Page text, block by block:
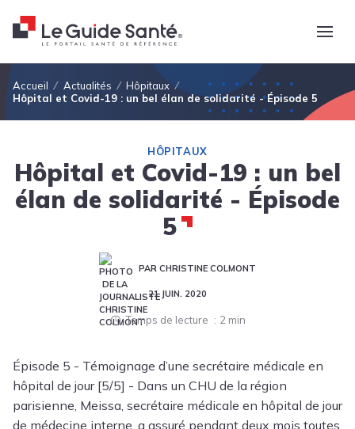
Fil d'Ariane
Accueil Actualités
Hôpitaux
Hôpital et Covid-19 : un bel élan de solidarité - Épisode 5
HÔPITAUX
Hôpital et Covid-19 : un bel
élan de solidarité - Épisode
5
PAR CHRISTINE COLMONT
21 JUIN. 2020
Temps de lecture 2 min
Épisode 5 - Témoignage d’une secrétaire médicale en
hôpital de jour [5/5] - Dans un CHU de la région
parisienne, Meissa, secrétaire médicale en hôpital de jour
de médecine interne, a assuré pendant deux mois toutes